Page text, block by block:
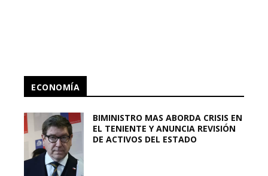
ECONOMÍA
BIMINISTRO MAS ABORDA CRISIS EN
EL TENIENTE Y ANUNCIA REVISIÓN
DE ACTIVOS DEL ESTADO